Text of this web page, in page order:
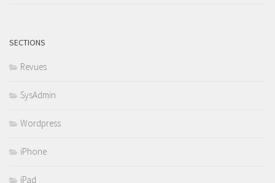
SECTIONS
Revues
SysAdmin
Wordpress
iPhone
iPad